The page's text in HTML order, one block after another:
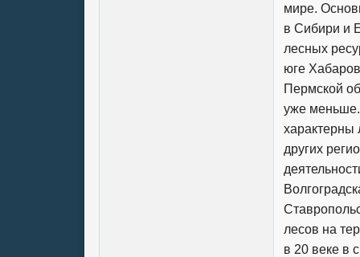
мире.
в Сибири и
лесных
юге
Пермской
уже меньше.
характерны
других
лесов на
в 20 веке в